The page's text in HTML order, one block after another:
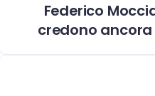
Federico
credono ancora